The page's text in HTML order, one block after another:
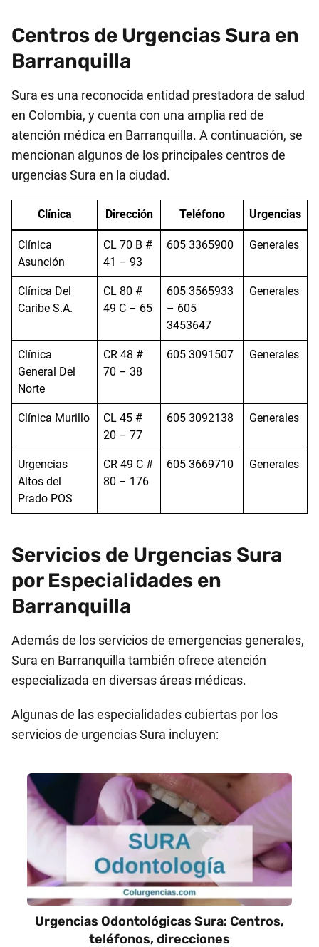
Centros de Urgencias Sura en
Barranquilla
Sura es una reconocida entidad prestadora de salud
en Colombia, y cuenta con una amplia red de
atención médica en Barranquilla. A continuación, se
mencionan algunos de los principales centros de
urgencias Sura en la ciudad.
Clínica Dirección Teléfono Urgencias
Clínica
Asunción
CL 70 B #
41 – 93
605 3365900 Generales
Clínica Del
Caribe S.A.
CL 80 #
49 C – 65
605 3565933
– 605
3453647
Generales
Clínica
General Del
Norte
CR 48 #
70 – 38
605 3091507 Generales
Clínica Murillo
CL 45 #
20 – 77
605 3092138 Generales
Urgencias
Altos del
Prado POS
CR 49 C #
80 – 176
605 3669710 Generales
Servicios de Urgencias Sura
por Especialidades en
Barranquilla
Además de los servicios de emergencias generales,
Sura en Barranquilla también ofrece atención
especializada en diversas áreas médicas.
Algunas de las especialidades cubiertas por los
servicios de urgencias Sura incluyen:
Urgencias Odontológicas Sura: Centros,
teléfonos, direcciones